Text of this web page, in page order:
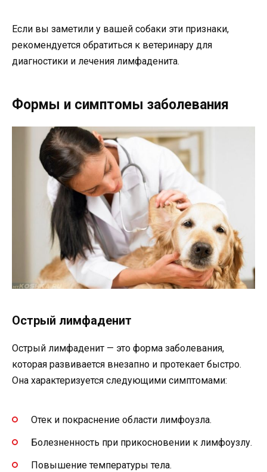
Если вы заметили у вашей собаки эти признаки,
рекомендуется обратиться к ветеринару для
диагностики и лечения лимфаденита.
Формы и симптомы заболевания
Острый лимфаденит
Острый лимфаденит — это форма заболевания,
которая развивается внезапно и протекает быстро.
Она характеризуется следующими симптомами:
Отек и покраснение области лимфоузла.
Болезненность при прикосновении к лимфоузлу.
Повышение температуры тела.